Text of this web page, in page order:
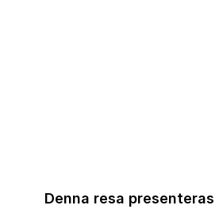
Denna resa presenteras